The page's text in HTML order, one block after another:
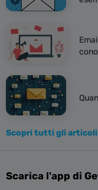
Scopri tutti gli articoli
Scarica l'app di